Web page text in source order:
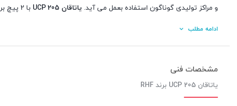
و مراکز تولیدی گوناگون استفاده بعمل می آید. یاتاقان UCP 205
با 2
اولیه شفت را برطرف مینماید.
یاتاقان UCP 205 برند RHF
ادامه مطلب
مشخصات فنی
یاتاقان UCP 205 برند RHF